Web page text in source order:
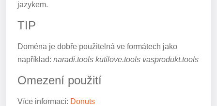
jazykem.
TIP
Doména je dobře použitelná ve formátech jako
například: naradi.tools kutilove.tools vasprodukt.tools
Omezení použití
Více informací: Donuts